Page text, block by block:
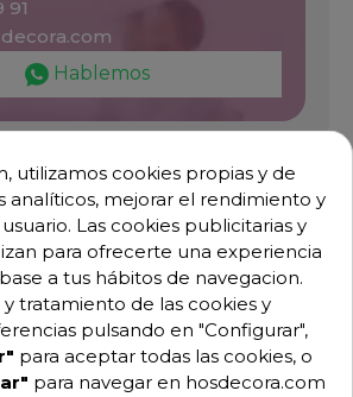
91
Hablemos
tu presupuesto
utilizamos cookies propias y de
analíticos, mejorar el rendimiento y
Las cookies publicitarias y
para ofrecerte una experiencia
a tus hábitos de navegacion.
tratamiento de las cookies y
pulsando en "Configurar",
para aceptar todas las cookies, o
para navegar en hosdecora.com